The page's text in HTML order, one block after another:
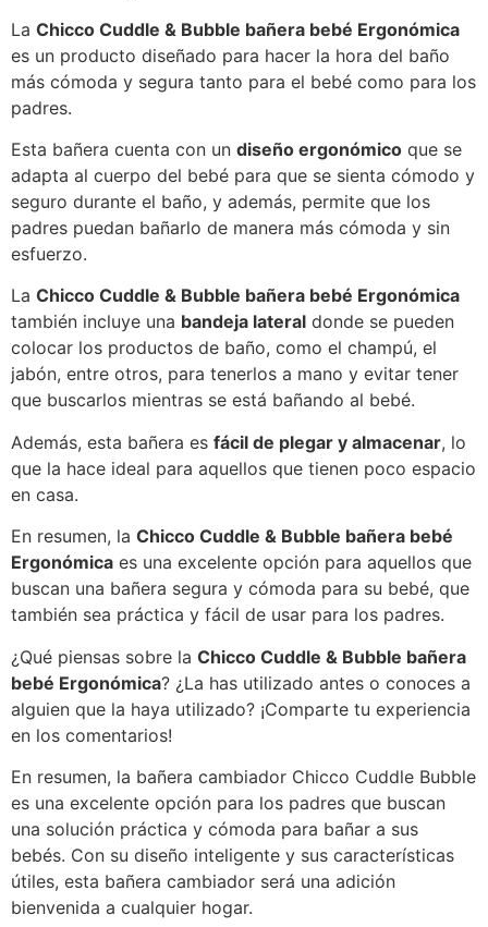
La Chicco Cuddle & Bubble bañera bebé Ergonómica
es un producto diseñado para hacer la hora del baño
más cómoda y segura tanto para el bebé como para los
padres.
Esta bañera cuenta con un diseño ergonómico que se
adapta al cuerpo del bebé para que se sienta cómodo y
seguro durante el baño, y además, permite que los
padres puedan bañarlo de manera más cómoda y sin
esfuerzo.
La Chicco Cuddle & Bubble bañera bebé Ergonómica
también incluye una bandeja lateral donde se pueden
colocar los productos de baño, como el champú, el
jabón, entre otros, para tenerlos a mano y evitar tener
que buscarlos mientras se está bañando al bebé.
Además, esta bañera es fácil de plegar y almacenar, lo
que la hace ideal para aquellos que tienen poco espacio
en casa.
En resumen, la Chicco Cuddle & Bubble bañera bebé
Ergonómica es una excelente opción para aquellos que
buscan una bañera segura y cómoda para su bebé, que
también sea práctica y fácil de usar para los padres.
¿Qué piensas sobre la Chicco Cuddle & Bubble bañera
bebé Ergonómica? ¿La has utilizado antes o conoces a
alguien que la haya utilizado? ¡Comparte tu experiencia
en los comentarios!
En resumen, la bañera cambiador Chicco Cuddle Bubble
es una excelente opción para los padres que buscan
una solución práctica y cómoda para bañar a sus
bebés. Con su diseño inteligente y sus características
útiles, esta bañera cambiador será una adición
bienvenida a cualquier hogar.